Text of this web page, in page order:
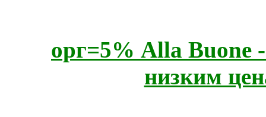
орг=5% Alla Buone
низким